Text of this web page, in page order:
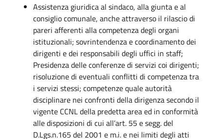
Assistenza giuridica al sindaco, alla giunta e al
consiglio comunale, anche attraverso il rilascio di
pareri afferenti alla competenza degli organi
istituzionali; sovrintendenza e coordinamento dei
dirigenti e dei responsabili degli uffici in staff;
Presidenza delle conferenze di servizi coi dirigenti;
risoluzione di eventuali conflitti di competenza tra
i servizi stessi; competenze quale autorità
disciplinare nei confronti della dirigenza secondo il
vigente CCNL della predetta area ed in conformità
alle disposizioni di cui all’art. 55 e segg. del
D.Lgs.n.165 del 2001 e m.i. e nei limiti degli atti